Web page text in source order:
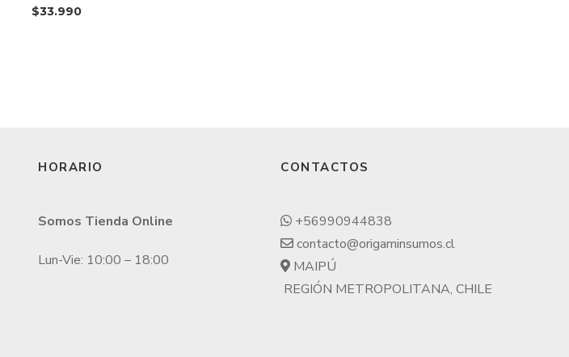
$33.990
HORARIO
Somos Tienda Online
Lun-Vie: 10:00 – 18:00
CONTACTOS
+56990944838
contacto@origaminsumos.cl
MAIPÚ
REGIÓN METROPOLITANA, CHILE